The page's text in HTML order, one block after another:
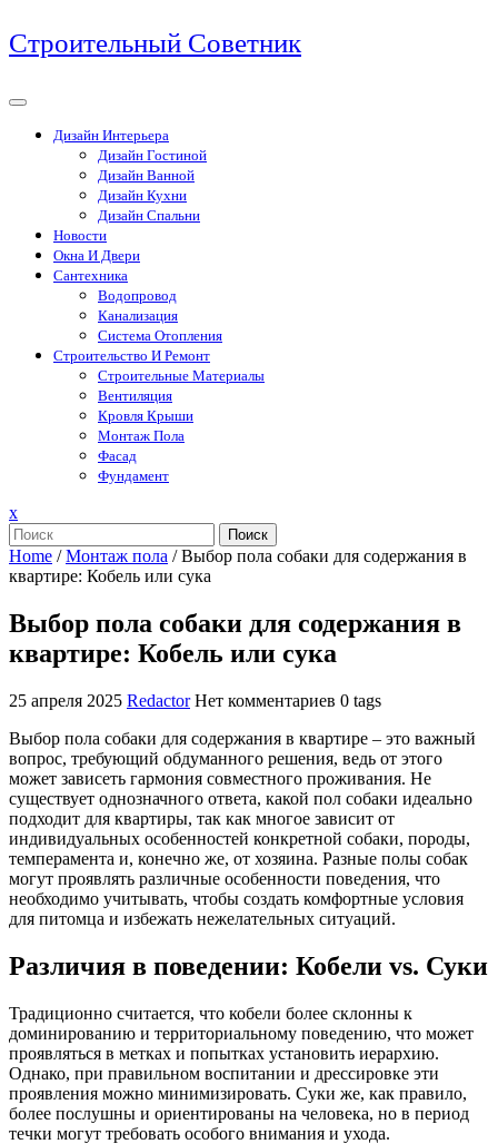
Перейти
к
Строительный Советник
Дизайн Интерьера
Дизайн Гостиной
Дизайн Ванной
Дизайн Кухни
Дизайн Спальни
Новости
Окна И Двери
Сантехника
Водопровод
Канализация
Система Отопления
Строительство И Ремонт
Строительные Материалы
Вентиляция
Кровля Крыши
Монтаж Пола
Фасад
Фундамент
xЗакрыть
меню
Поиск
Home /Монтаж пола /Выбор пола собаки для содержания в
квартире: Кобель или сука
Выбор пола собаки для содержания в
квартире: Кобель или сука
25 апреля 2025 Redactor Нет комментариев 0 tags
Выбор пола собаки для содержания в квартире – это важный
вопрос, требующий обдуманного решения, ведь от этого
может зависеть гармония совместного проживания. Не
существует однозначного ответа, какой пол собаки идеально
подходит для квартиры, так как многое зависит от
индивидуальных особенностей конкретной собаки, породы,
темперамента и, конечно же, от хозяина. Разные полы собак
могут проявлять различные особенности поведения, что
необходимо учитывать, чтобы создать комфортные условия
для питомца и избежать нежелательных ситуаций.
Различия в поведении: Кобели vs. Суки
Традиционно считается, что кобели более склонны к
доминированию и территориальному поведению, что может
проявляться в метках и попытках установить иерархию.
Однако, при правильном воспитании и дрессировке эти
проявления можно минимизировать. Суки же, как правило,
более послушны и ориентированы на человека, но в период
течки могут требовать особого внимания и ухода.